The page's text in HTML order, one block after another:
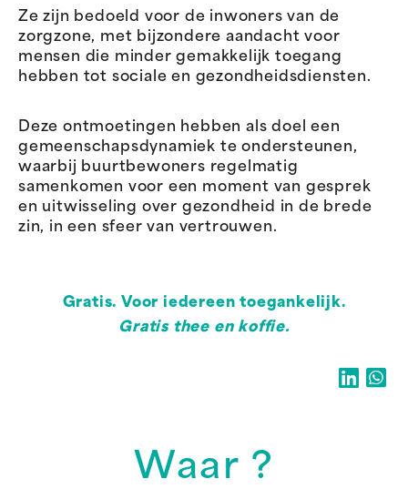
Ze zijn bedoeld voor de inwoners van de
zorgzone, met bijzondere aandacht voor
mensen die minder gemakkelijk toegang
hebben tot sociale en gezondheidsdiensten.
Deze ontmoetingen hebben als doel een
gemeenschapsdynamiek te ondersteunen,
waarbij buurtbewoners regelmatig
samenkomen voor een moment van gesprek
en uitwisseling over gezondheid in de brede
zin, in een sfeer van vertrouwen.
Gratis. Voor iedereen toegankelijk.
Gratis thee en koffie.
Waar ?